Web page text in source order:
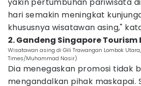
hari semakin meningkat
khususnya wisatawan asing,"
2. Gandeng Singapore Tourism
Wisatawan asing di Gili Trawangan Lombok Utara,
Times/Muhammad Nasir)
Dia menegaskan promosi tidak
mengandalkan pihak maskapai.